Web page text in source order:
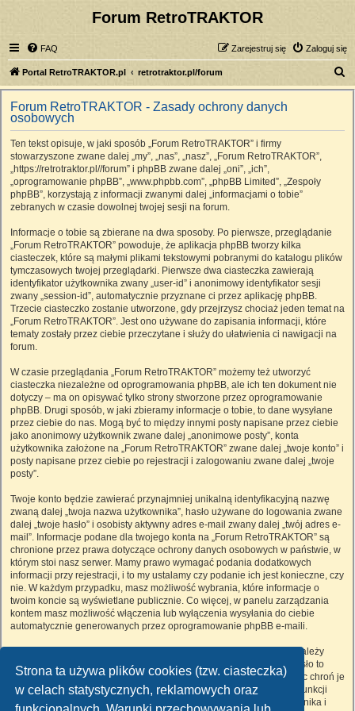
Strona ta używa plików cookies (tzw. ciasteczka)
w celach statystycznych, reklamowych oraz
Forum RetroTRAKTOR
FAQ Zaloguj się
Zarejestruj się
Portal RetroTRAKTOR.pl retrotraktor.pl/forum
z
Forum RetroTRAKTOR - Zasady ochrony danych
osobowych
Ten tekst opisuje, w jaki sposób „Forum RetroTRAKTOR” i firmy
stowarzyszone zwane dalej „my”, „nas”, „nasz”, „Forum RetroTRAKTOR”,
„https://retrotraktor.pl//forum” i phpBB zwane dalej „oni”, „ich”,
„oprogramowanie phpBB”, „www.phpbb.com”, „phpBB Limited”, „Zespoły
phpBB”, korzystają z informacji zwanymi dalej „informacjami o tobie”
zebranych w czasie dowolnej twojej sesji na forum.
Informacje o tobie są zbierane na dwa sposoby. Po pierwsze, przeglądanie
„Forum RetroTRAKTOR” powoduje, że aplikacja phpBB tworzy kilka
ciasteczek, które są małymi plikami tekstowymi pobranymi do katalogu plików
tymczasowych twojej przeglądarki. Pierwsze dwa ciasteczka zawierają
identyfikator użytkownika zwany „user-id” i anonimowy identyfikator sesji
zwany „session-id”, automatycznie przyznane ci przez aplikację phpBB.
Trzecie ciasteczko zostanie utworzone, gdy przejrzysz chociaż jeden temat na
„Forum RetroTRAKTOR”. Jest ono używane do zapisania informacji, które
tematy zostały przez ciebie przeczytane i służy do ułatwienia ci nawigacji na
forum.
W czasie przeglądania „Forum RetroTRAKTOR” możemy też utworzyć
ciasteczka niezależne od oprogramowania phpBB, ale ich ten dokument nie
dotyczy – ma on opisywać tylko strony stworzone przez oprogramowanie
phpBB. Drugi sposób, w jaki zbieramy informacje o tobie, to dane wysyłane
przez ciebie do nas. Mogą być to między innymi posty napisane przez ciebie
jako anonimowy użytkownik zwane dalej „anonimowe posty”, konta
użytkownika założone na „Forum RetroTRAKTOR” zwane dalej „twoje konto” i
posty napisane przez ciebie po rejestracji i zalogowaniu zwane dalej „twoje
posty”.
Twoje konto będzie zawierać przynajmniej unikalną identyfikacyjną nazwę
zwaną dalej „twoja nazwa użytkownika”, hasło używane do logowania zwane
dalej „twoje hasło” i osobisty aktywny adres e-mail zwany dalej „twój adres e-
mail”. Informacje podane dla twojego konta na „Forum RetroTRAKTOR” są
chronione przez prawa dotyczące ochrony danych osobowych w państwie, w
którym stoi nasz serwer. Mamy prawo wymagać podania dodatkowych
informacji przy rejestracji, i to my ustalamy czy podanie ich jest konieczne, czy
nie. W każdym przypadku, masz możliwość wybrania, które informacje o
twoim koncie są wyświetlane publicznie. Co więcej, w panelu zarządzania
kontem masz możliwość włączenia lub wyłączenia wysyłania do ciebie
automatycznie generowanych przez oprogramowanie phpBB e-maili.
Twoje hasło jest zaszyfrowane, więc jest bezpieczne, niemniej nie należy
używać tego samego hasła na różnych witrynach internetowych. Hasło to
umożliwia dostęp do twojego konta na „Forum RetroTRAKTOR”, więc chroń je
i w żadnym wypadku nie podawajnikomu. Jeśli je zapomnisz, użyj funkcji
„Nie pamiętam hasła”. Witryna poprosi cię o podanie nazwy użytkownika i